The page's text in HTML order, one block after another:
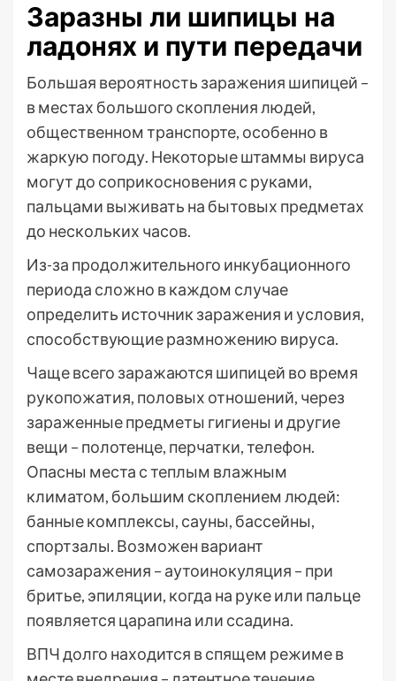
Заразны ли шипицы на
ладонях и пути передачи
Большая вероятность заражения шипицей –
в местах большого скопления людей,
общественном транспорте, особенно в
жаркую погоду. Некоторые штаммы вируса
могут до соприкосновения с руками,
пальцами выживать на бытовых предметах
до нескольких часов.
Из-за продолжительного инкубационного
периода сложно в каждом случае
определить источник заражения и условия,
способствующие размножению вируса.
Чаще всего заражаются шипицей во время
рукопожатия, половых отношений, через
зараженные предметы гигиены и другие
вещи – полотенце, перчатки, телефон.
Опасны места с теплым влажным
климатом, большим скоплением людей:
банные комплексы, сауны, бассейны,
спортзалы. Возможен вариант
самозаражения – аутоинокуляция – при
бритье, эпиляции, когда на руке или пальце
появляется царапина или ссадина.
ВПЧ долго находится в спящем режиме в